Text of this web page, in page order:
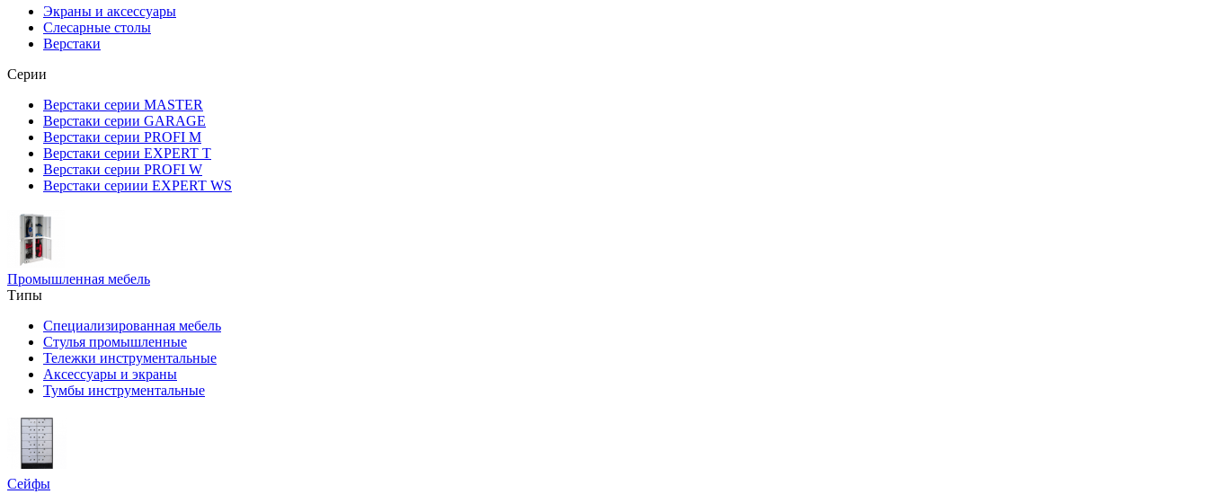
Экраны и аксессуары
Слесарные столы
Верстаки
Серии
Верстаки серии MASTER
Верстаки серии GARAGE
Верстаки серии PROFI M
Верстаки серии EXPERT T
Верстаки серии PROFI W
Верстаки сериии EXPERT WS
Промышленная мебель
Типы
Специализированная мебель
Стулья промышленные
Тележки инструментальные
Аксессуары и экраны
Тумбы инструментальные
Сейфы